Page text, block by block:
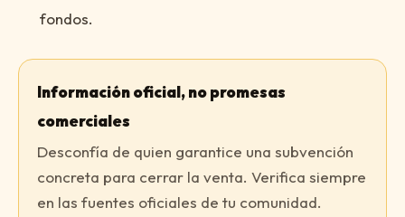
fondos.
Información oficial, no promesas
comerciales
Desconfía de quien garantice una subvención
concreta para cerrar la venta. Verifica siempre
en las fuentes oficiales de tu comunidad.